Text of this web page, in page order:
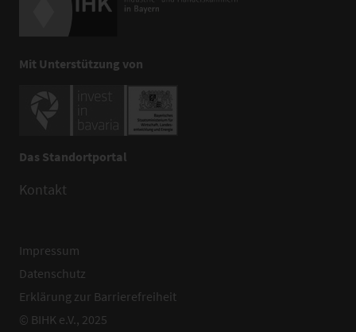
Mit Unterstützung von
Das Standortportal
Kontakt
Impressum
Datenschutz
Erklärung zur Barrierefreiheit
© BIHK e.V., 2025